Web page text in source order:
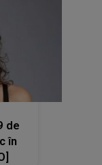
de
în